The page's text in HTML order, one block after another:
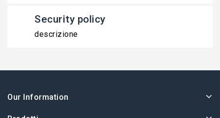
Security policy
descrizione
Our Information